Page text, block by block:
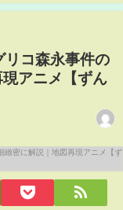
説】
リコ森永事件の
アニメ【ずん